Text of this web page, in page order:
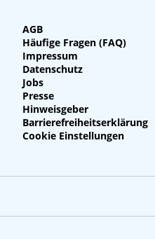
AGB
Häufige Fragen (FAQ)
Impressum
Datenschutz
Jobs
Presse
Hinweisgeber
Barrierefreiheitserklärung
Cookie Einstellungen